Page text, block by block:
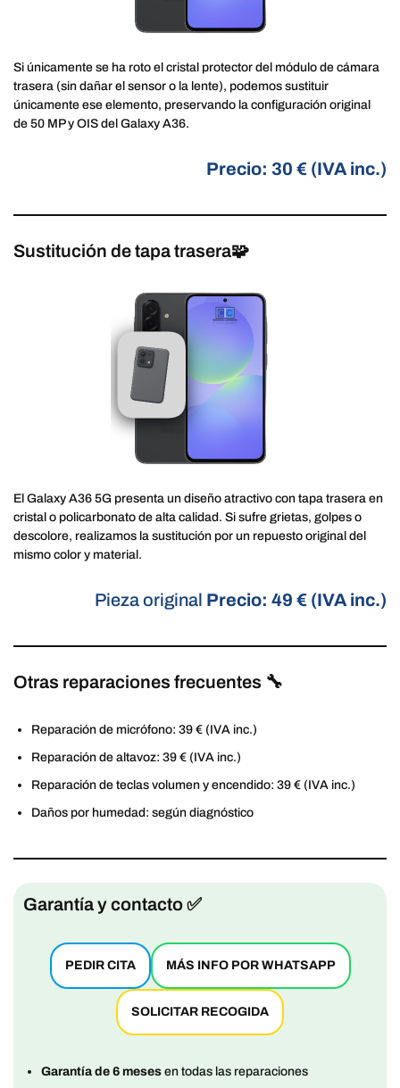
Si únicamente se ha roto el cristal protector del módulo de cámara
trasera (sin dañar el sensor o la lente), podemos sustituir
únicamente ese elemento, preservando la configuración original
de 50 MP y OIS del Galaxy A36.
Precio: 30 € (IVA inc.)
Sustitución de tapa trasera🧩
El Galaxy A36 5G presenta un diseño atractivo con tapa trasera en
cristal o policarbonato de alta calidad. Si sufre grietas, golpes o
descolore, realizamos la sustitución por un repuesto original del
mismo color y material.
Pieza original Precio: 49 € (IVA inc.)
Otras reparaciones frecuentes 🔧
Reparación de micrófono: 39 € (IVA inc.)
Reparación de altavoz: 39 € (IVA inc.)
Reparación de teclas volumen y encendido: 39 € (IVA inc.)
Daños por humedad: según diagnóstico
Garantía y contacto ✅
PEDIR CITA MÁS INFO POR WHATSAPP
SOLICITAR RECOGIDA
Garantía de 6 mesesen todas las reparaciones